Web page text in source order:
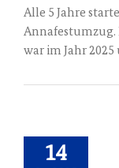
Alle 5 Jahre
Annafestumzug.
war im Jahr
14